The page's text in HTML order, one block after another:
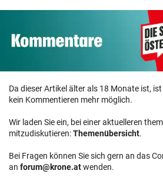
Da dieser Artikel älter als 18 Monate ist,
kein Kommentieren mehr möglich.
Wir laden Sie ein, bei einer aktuelleren
mitzudiskutieren:Themenübersicht.
Bei Fragen können Sie sich gern an das
an forum@krone.atwenden.